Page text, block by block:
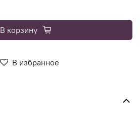
В избранное
В корзину